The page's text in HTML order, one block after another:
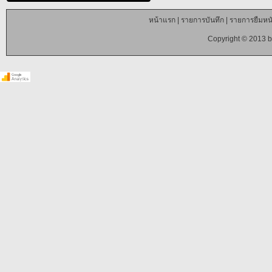
หน้าแรก| รายการบันทึก| รายการยืมห
Copyright © 2013